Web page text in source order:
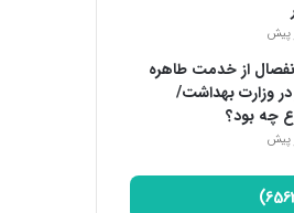
از خدمت طاهره
در وزارت بهداشت/
چه بود؟